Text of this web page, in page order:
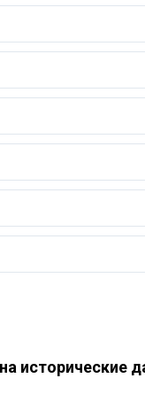
исторические